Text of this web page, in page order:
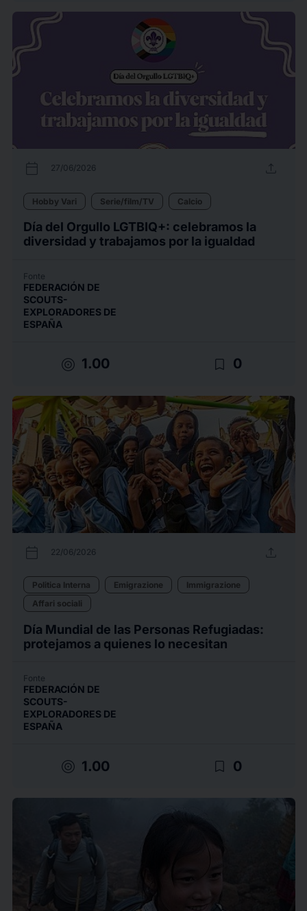
calendar_today 27/06/2026 upload
Hobby Vari Serie/film/TV Calcio
Día del Orgullo LGTBIQ+: celebramos la
diversidad y trabajamos por la igualdad
Fonte
FEDERACIÓN DE
SCOUTS-
EXPLORADORES DE
ESPAÑA
target 1.00 bookmark_border 0
calendar_today 22/06/2026 upload
Politica Interna Emigrazione
Immigrazione
Affari sociali
Día Mundial de las Personas Refugiadas:
protejamos a quienes lo necesitan
Fonte
FEDERACIÓN DE
SCOUTS-
EXPLORADORES DE
ESPAÑA
target 1.00 bookmark_border 0